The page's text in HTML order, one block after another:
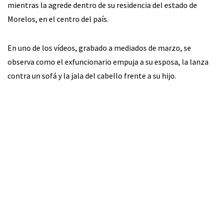
mientras la agrede dentro de su residencia del estado de
Morelos, en el centro del país.
En uno de los vídeos, grabado a mediados de marzo, se
observa como el exfuncionario empuja a su esposa, la lanza
contra un sofá y la jala del cabello frente a su hijo.